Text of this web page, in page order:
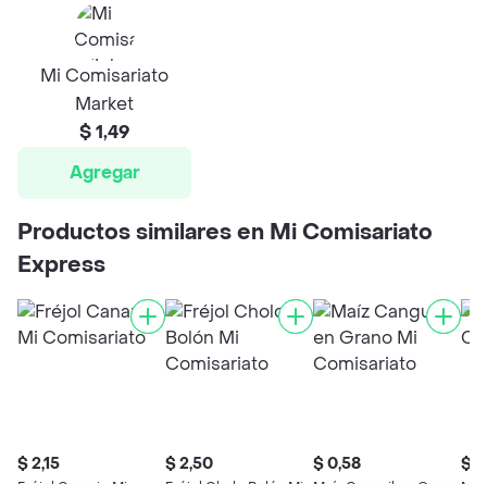
Mi Comisariato
Market
$ 1,49
Agregar
Productos similares en Mi Comisariato
Express
$ 2,15 $ 2,50 $ 0,58 $